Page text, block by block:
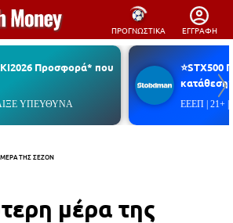
ΠΡΟΓΝΩΣΤΙΚΑ ΕΓΓΡΑΦΗ
Προσφορά* που
ΥΠΕΥΘΥΝΑ
⭐STX500
ΕΕΕΠ | 21+
ΤΗΣ ΣΕΖΟΝ
μέρα της